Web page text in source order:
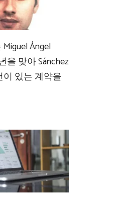
Miguel Ángel
을 맞아 Sánchez
이 있는 계약을